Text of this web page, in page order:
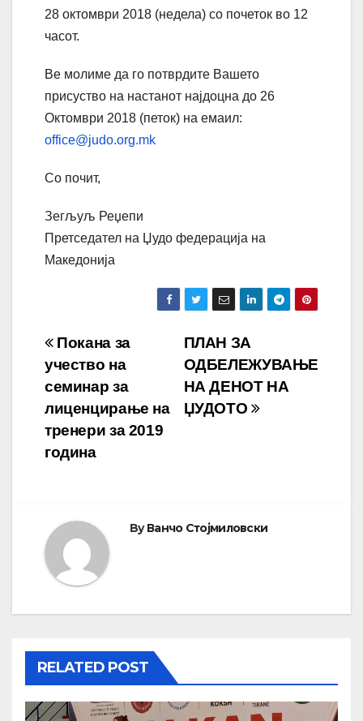
28 октомври 2018 (недела) со почеток во 12
часот.
Ве молиме да го потврдите Вашето
присуство на настанот најдоцна до 26
Октомври 2018 (петок) на емаил:
office@judo.org.mk
Со почит,
Зегљуљ Реџепи
Претседател на Џудо федерација на
Македонија
Навигација
на
напис
ПЛАН ЗА
ОДБЕЛЕЖУВАЊЕ
НА ДЕНОТ НА
ЏУДОТО
Покана за
учество на
семинар за
лиценцирање на
тренери за 2019
година
ByВанчо Стојмиловски
RELATED POST